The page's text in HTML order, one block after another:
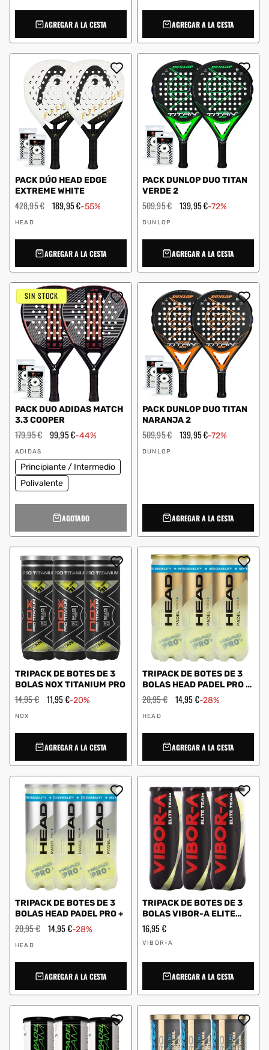
AGREGAR A LA CESTA AGREGAR A LA CESTA
PACK DÚO HEAD EDGE
EXTREME WHITE
Precio
habitual
428,95 € Precio
de
189,95 €-55%
Proveedor:
HEAD
AGREGAR A LA CESTA
PACK DUNLOP DUO TITAN
VERDE 2
Precio
habitual
509,95 € Precio
139,95 €-72%
Proveedor:
DUNLOP
AGREGAR A LA CESTA
SIN STOCK
PACK DUO ADIDAS MATCH
3.3 COOPER
Precio
habitual
179,95 € Precio
99,95 €-44%
Proveedor:
ADIDAS
Principiante / Intermedio
Polivalente
AGOTADO
PACK DUNLOP DUO TITAN
NARANJA 2
Precio
habitual
509,95 € Precio
139,95 €-72%
Proveedor:
DUNLOP
AGREGAR A LA CESTA
TRIPACK DE BOTES DE 3
BOLAS NOX TITANIUM PRO
Precio
habitual
14,95 € Precio
de
11,95 €-20%
Proveedor:
NOX
AGREGAR A LA CESTA
TRIPACK DE BOTES DE 3
BOLAS HEAD PADEL PRO S
+
Precio
habitual
20,95 € Precio
de
14,95 €-28%
Proveedor:
HEAD
AGREGAR A LA CESTA
TRIPACK DE BOTES DE 3
BOLAS HEAD PADEL PRO +
Precio
habitual
20,95 € Precio
de
14,95 €-28%
Proveedor:
HEAD
AGREGAR A LA CESTA
TRIPACK DE BOTES DE 3
BOLAS VIBOR-A ELITE
TEAM
Precio
habitual
16,95 €
Proveedor:
VIBOR-A
AGREGAR A LA CESTA